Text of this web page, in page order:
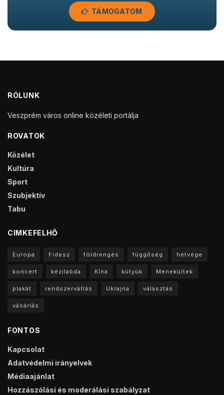
TÁMOGATOM
RÓLUNK
Veszprém város online közéleti portálja
ROVATOK
Közélet
Kultúra
Sport
Szubjektív
Tabu
CIMKEFELHŐ
Europa Fidesz földrengés függőség hétvége
koncert kézilabda Kína kütyük Menekültek
plakát rendszerváltás Ukrajna választás
vásárlás
FONTOS
Kapcsolat
Adatvédelmi irányelvek
Médiaajánlat
Hozzászólási és moderálási szabályzat